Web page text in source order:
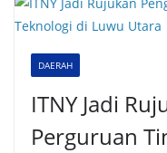
DAERAH
ITNY Jadi
Perguruan